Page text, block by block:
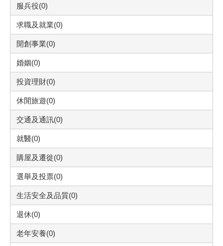
服兵役(0)
求職及就業(0)
開創事業(0)
婚姻(0)
投資理財(0)
休閒旅遊(0)
交通及通訊(0)
就醫(0)
購屋及遷徙(0)
選舉及投票(0)
生活安全及品質(0)
退休(0)
老年安養(0)